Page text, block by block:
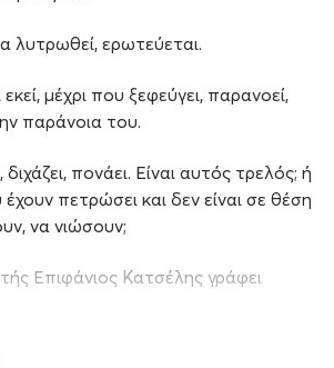
ερωτεύεται.
μέχρι που ξεφεύγει, παρανοεί,
παράνοια του.
πονάει. Είναι αυτός τρελός; ή
πετρώσει και δεν είναι σε θέση
να νιώσουν;
Επιφάνιος Κατσέλης γράφει
μέσα σου χωρίς να σε